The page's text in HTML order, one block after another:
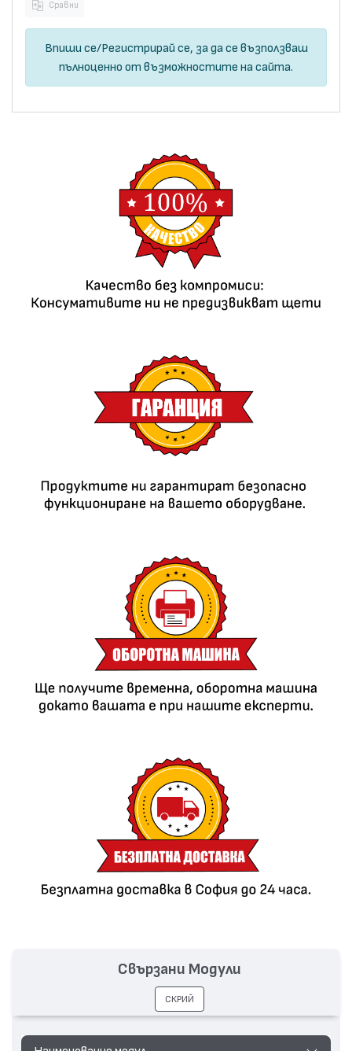
Сравни
Впиши се/Регистрирай се, за да се възползваш
пълноценно от възможностите на сайта.
Свързани Модули
СКРИЙ